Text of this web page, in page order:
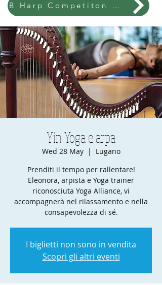
B Harp Competiton & Festival
Yin Yoga e arpa
Wed 28 May
  |
Lugano
Prenditi il tempo per rallentare!
Eleonora, arpista e Yoga trainer
riconosciuta Yoga Alliance, vi
accompagnerà nel rilassamento e nella
consapevolezza di sé.
I biglietti non sono in vendita
Scopri gli altri eventi